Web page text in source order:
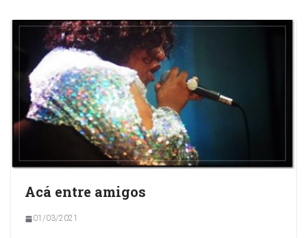
Acá entre amigos
01/03/2021